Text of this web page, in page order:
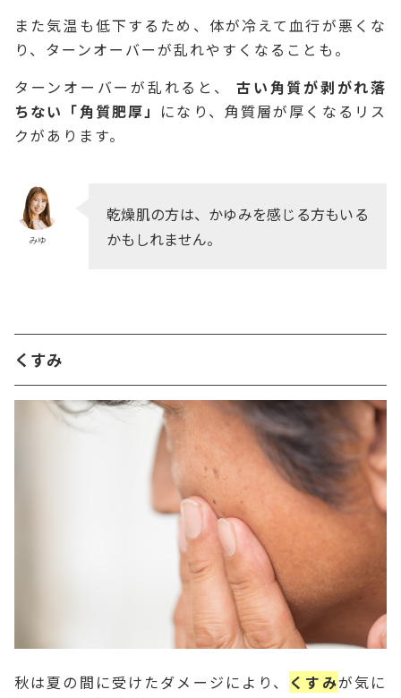
また気温も低下するため、体が冷えて血行が悪くな
り、ターンオーバーが乱れやすくなることも。
ターンオーバーが乱れると、
古い角質が剥がれ落
ちない「角質肥厚」 になり、角質層が厚くなるリス
クがあります。
みゆ
乾燥肌の方は、かゆみを感じる方もいる
かもしれません。
くすみ
秋は夏の間に受けたダメージにより、 くすみが気に